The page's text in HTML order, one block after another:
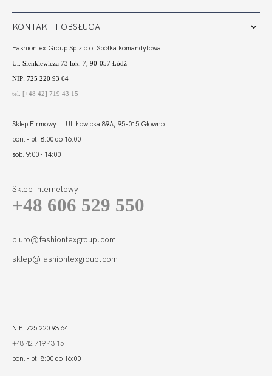
KONTAKT I OBSŁUGA
Fashiontex Group Sp.z o.o. Spółka komandytowa
Ul. Sienkiewicza 73 lok. 7, 90-057 Łódź
NIP: 725 220 93 64
tel. [+48 42] 719 43 15
Sklep Firmowy: Ul. Łowicka 89A, 95-015 Głowno
pon. - pt. 8:00 do 16:00
sob. 9:00 - 14:00
Sklep Internetowy:
+48 606 529 550
biuro@fashiontexgroup.com
sklep@fashiontexgroup.com
NIP: 725 220 93 64
+48 42 719 43 15
pon. - pt. 8:00 do 16:00